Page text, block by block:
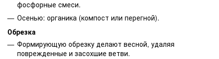
фосфорные смеси.
Осенью: органика (компост или перегной).
Обрезка
Формирующую обрезку делают весной, удаляя
поврежденные и засохшие ветви.